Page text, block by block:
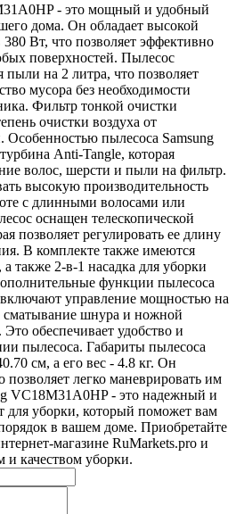
- это мощный и удобный
дома. Он обладает высокой
Вт, что позволяет эффективно
поверхностей. Пылесос
на 2 литра, что позволяет
мусора без необходимости
Фильтр тонкой очистки
очистки воздуха от
пылесоса Samsung
Anti-Tangle, которая
волос, шерсти и пыли на фильтр.
высокую производительность
с длинными волосами или
оснащен телескопической
позволяет регулировать ее длину
В комплекте также имеются
также 2-в-1 насадка для уборки
функции пылесоса
управление мощностью на
сматывание шнура и ножной
обеспечивает удобство и
пылесоса. Габариты пылесоса
см, а его вес - 4.8 кг. Он
легко маневрировать им
VC18M31A0HP - это надежный и
для уборки, который поможет вам
в вашем доме. Приобретайте
магазине RuMarkets.pro и
и качеством уборки.